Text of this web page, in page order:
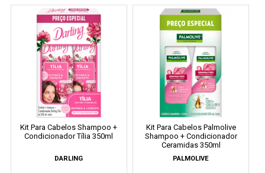
Kit Para Cabelos Shampoo +
Condicionador Tília 350ml
DARLING
Kit Para Cabelos Palmolive
Shampoo + Condicionador
Ceramidas 350ml
PALMOLIVE